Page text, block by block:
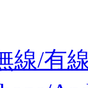
線/有